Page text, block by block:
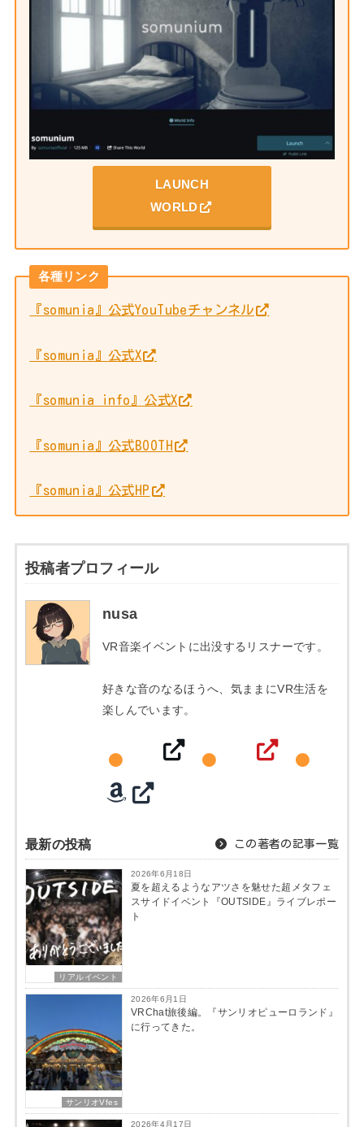
LAUNCH
WORLD
各種リンク
『somunia』公式YouTubeチャンネル
『somunia』公式X
『somunia info』公式X
『somunia』公式BOOTH
『somunia』公式HP
投稿者プロフィール
nusa
VR音楽イベントに出没するリスナーです。
好きな音のなるほうへ、気ままにVR生活を
楽しんでいます。
最新の投稿 この著者の記事一覧
リアルイベント
2026年6月18日
夏を超えるようなアツさを魅せた超メタフェ
スサイドイベント『OUTSIDE』ライブレポー
ト
サンリオVfes
2026年6月1日
VRChat旅後編。『サンリオピューロランド』
に行ってきた。
2026年4月17日